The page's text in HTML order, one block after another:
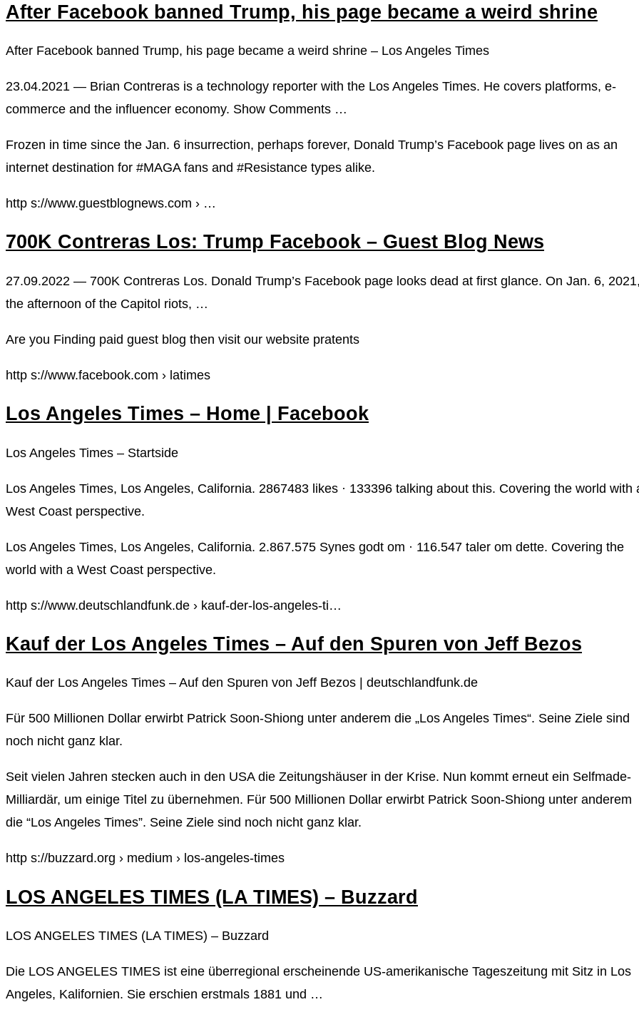
After Facebook banned Trump, his page became a weird shrine
After Facebook banned Trump, his page became a weird shrine – Los Angeles Times
23.04.2021 — Brian Contreras is a technology reporter with the Los Angeles Times. He covers platforms, e-
commerce and the influencer economy. Show Comments …
Frozen in time since the Jan. 6 insurrection, perhaps forever, Donald Trump’s Facebook page lives on as an
internet destination for #MAGA fans and #Resistance types alike.
http s://www.guestblognews.com › …
700K Contreras Los: Trump Facebook – Guest Blog News
27.09.2022 — 700K Contreras Los. Donald Trump’s Facebook page looks dead at first glance. On Jan. 6,
the afternoon of the Capitol riots, …
Are you Finding paid guest blog then visit our website pratents
http s://www.facebook.com › latimes
Los Angeles Times – Home | Facebook
Los Angeles Times – Startside
Los Angeles Times, Los Angeles, California. 2867483 likes · 133396 talking about this. Covering the world with
West Coast perspective.
Los Angeles Times, Los Angeles, California. 2.867.575 Synes godt om · 116.547 taler om dette. Covering the
world with a West Coast perspective.
http s://www.deutschlandfunk.de › kauf-der-los-angeles-ti…
Kauf der Los Angeles Times – Auf den Spuren von Jeff Bezos
Kauf der Los Angeles Times – Auf den Spuren von Jeff Bezos | deutschlandfunk.de
Für 500 Millionen Dollar erwirbt Patrick Soon-Shiong unter anderem die „Los Angeles Times“. Seine Ziele sind
noch nicht ganz klar.
Seit vielen Jahren stecken auch in den USA die Zeitungshäuser in der Krise. Nun kommt erneut ein Selfmade-
Milliardär, um einige Titel zu übernehmen. Für 500 Millionen Dollar erwirbt Patrick Soon-Shiong unter anderem
die “Los Angeles Times”. Seine Ziele sind noch nicht ganz klar.
http s://buzzard.org › medium › los-angeles-times
LOS ANGELES TIMES (LA TIMES) – Buzzard
LOS ANGELES TIMES (LA TIMES) – Buzzard
Die LOS ANGELES TIMES ist eine überregional erscheinende US-amerikanische Tageszeitung mit Sitz in Los
Angeles, Kalifornien. Sie erschien erstmals 1881 und …